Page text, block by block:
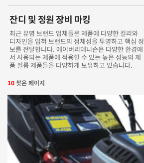
잔디 및 정원 장비 마킹
최근 유명 브랜드 업체들은 제품에 다양한 컬리와
디자인을 입혀 브랜드의 정체성을 투영하고 핵심 정
보를 전달합니다. 에이버리데니슨은 다양한 환경에
서 사용되는 제품에 적용할 수 있는 높은 성능의 제
품 필름 제품들을 다양하게 보유하고 있습니다.
10찾은 페이지